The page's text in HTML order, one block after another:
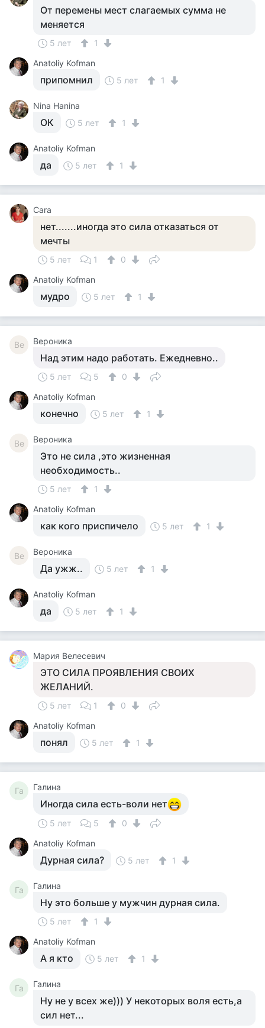
От перемены мест слагаемых сумма не
меняется
5 лет
1
Anatoliy Kofman
припомнил 5 лет 1
Nina Hanina
ОК 5 лет 1
Anatoliy Kofman
да 5 лет 1
Сara
нет.......иногда это сила отказаться от
мечты
5 лет 1
0
Anatoliy Kofman
мудро 5 лет 1
Ве Вероника
Над этим надо работать. Ежедневно..
5 лет 5
0
Anatoliy Kofman
конечно 5 лет 1
Ве Вероника
Это не сила ,это жизненная
необходимость..
5 лет
1
Anatoliy Kofman
как кого приспичело 5 лет 1
Ве Вероника
Да ужж.. 5 лет 1
Anatoliy Kofman
да 5 лет 1
Мария Велесевич
ЭТО СИЛА ПРОЯВЛЕНИЯ СВОИХ
ЖЕЛАНИЙ.
5 лет 1
0
Anatoliy Kofman
понял 5 лет 1
Га Галина
Иногда сила есть-воли нет
5 лет 5
0
Anatoliy Kofman
Дурная сила? 5 лет 1
Га Галина
Ну это больше у мужчин дурная сила.
5 лет
1
Anatoliy Kofman
А я кто 5 лет 1
Га Галина
Ну не у всех же))) У некоторых воля есть,а
сил нет...